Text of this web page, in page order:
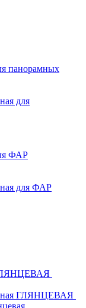
панорамных
для
ФАР
для ФАР
ГЛЯНЦЕВАЯ